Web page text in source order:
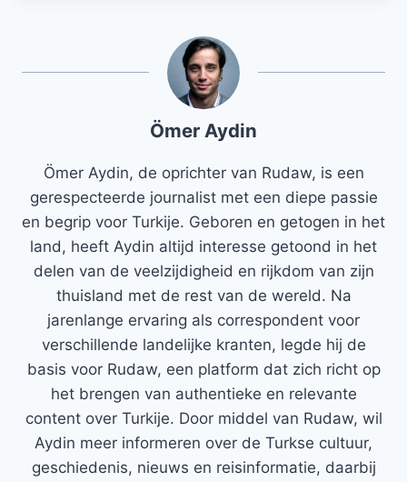
Ömer Aydin
Ömer Aydin, de oprichter van Rudaw, is een
gerespecteerde journalist met een diepe passie
en begrip voor Turkije. Geboren en getogen in het
land, heeft Aydin altijd interesse getoond in het
delen van de veelzijdigheid en rijkdom van zijn
thuisland met de rest van de wereld. Na
jarenlange ervaring als correspondent voor
verschillende landelijke kranten, legde hij de
basis voor Rudaw, een platform dat zich richt op
het brengen van authentieke en relevante
content over Turkije. Door middel van Rudaw, wil
Aydin meer informeren over de Turkse cultuur,
geschiedenis, nieuws en reisinformatie, daarbij